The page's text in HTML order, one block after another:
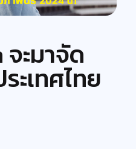
จะมาจัด
ะเทศไทย